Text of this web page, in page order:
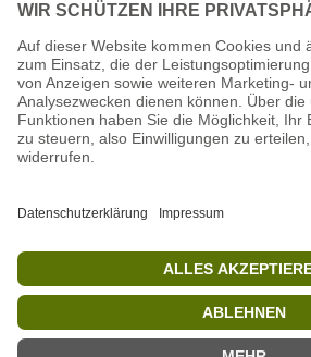
Aktuelle
Mitarbeiter/in Technik im Projekt
STIFTUNG für BÄREN -
Geschäftsführung (w/m/d)
Mitarbeiter(w/m/d) Imbiss -